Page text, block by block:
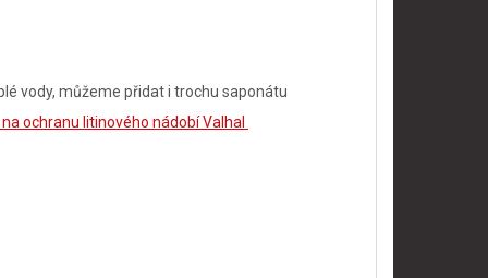
vody, můžeme přidat i trochu saponátu
ochranu litinového nádobí Valhal